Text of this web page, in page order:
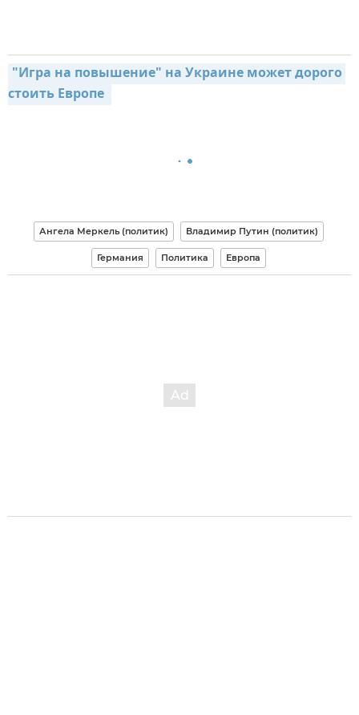
"Игра на повышение" на Украине может дорого
стоить Европе
Ангела Меркель (политик) Владимир Путин (политик)
Германия Политика Европа